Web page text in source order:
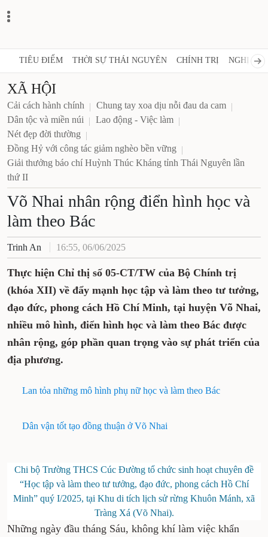
TIÊU ĐIỂM THỜI SỰ THÁI NGUYÊN CHÍNH TRỊ NGHỊ
XÃ HỘI
Cải cách hành chính
Chung tay xoa dịu nỗi đau da cam
Dân tộc và miền núi
Lao động - Việc làm
Nét đẹp đời thường
Đồng Hỷ với công tác giảm nghèo bền vững
Giải thưởng báo chí Huỳnh Thúc Kháng tỉnh Thái Nguyên lần
thứ II
Võ Nhai nhân rộng điển hình học và
làm theo Bác
Trinh An 16:55, 06/06/2025
Thực hiện Chỉ thị số 05-CT/TW của Bộ Chính trị
(khóa XII) về đẩy mạnh học tập và làm theo tư tưởng,
đạo đức, phong cách Hồ Chí Minh, tại huyện Võ Nhai,
nhiều mô hình, điển hình học và làm theo Bác được
nhân rộng, góp phần quan trọng vào sự phát triển của
địa phương.
Lan tỏa những mô hình phụ nữ học và làm theo Bác
Dân vận tốt tạo đồng thuận ở Võ Nhai
Chi bộ Trường THCS Cúc Đường tổ chức sinh hoạt chuyên đề
“Học tập và làm theo tư tưởng, đạo đức, phong cách Hồ Chí
Minh” quý I/2025, tại Khu di tích lịch sử rừng Khuôn Mánh, xã
Tràng Xá (Võ Nhai).
Những ngày đầu tháng Sáu, không khí làm việc khẩn